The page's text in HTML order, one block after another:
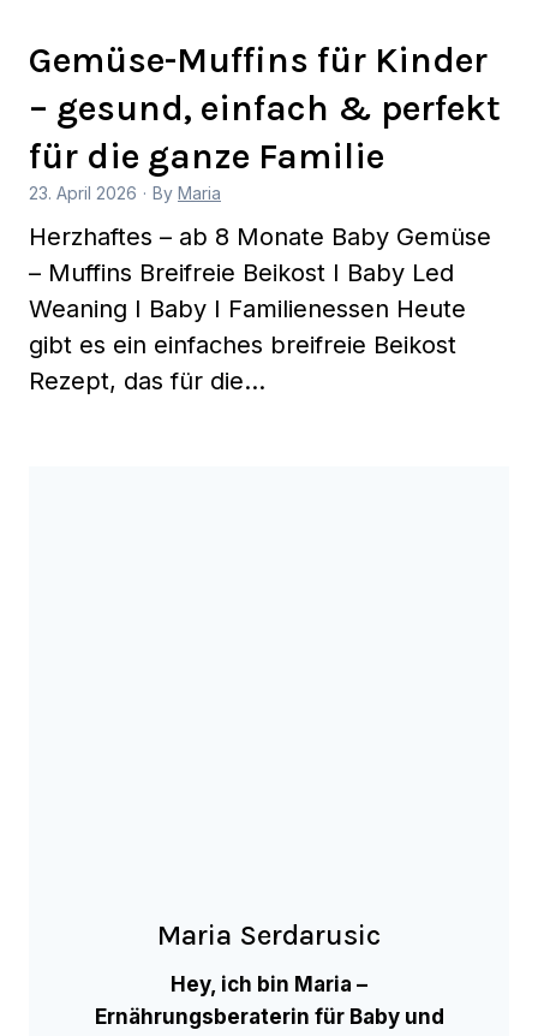
Gemüse-Muffins für Kinder
– gesund, einfach & perfekt
für die ganze Familie
23. April 2026 · By Maria
Herzhaftes – ab 8 Monate Baby Gemüse
– Muffins Breifreie Beikost I Baby Led
Weaning I Baby I Familienessen Heute
gibt es ein einfaches breifreie Beikost
Rezept, das für die…
Maria Serdarusic
Hey, ich bin Maria –
Ernährungsberaterin für Baby und